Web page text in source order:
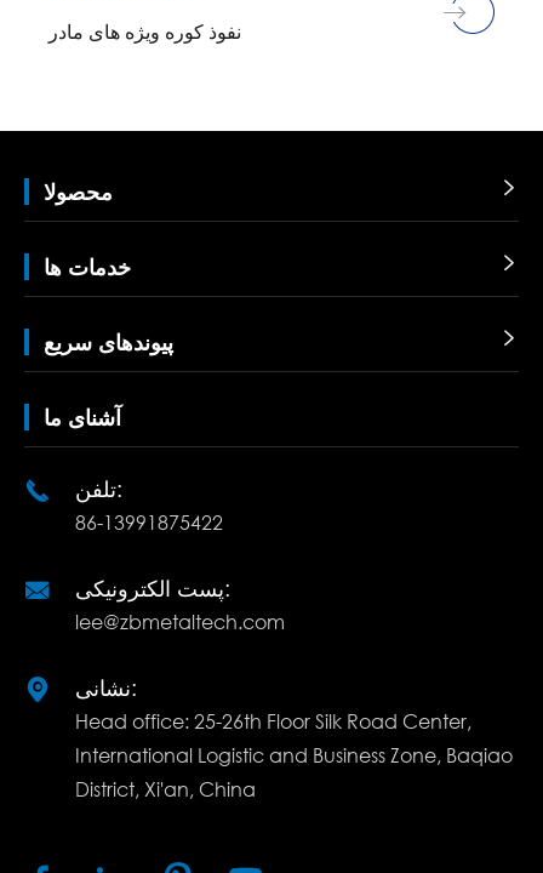
نفوذ کوره ویژه های مادر
محصولا 
خدمات ها 
پیوندهای سریع 
آشنای ما
 تلفن:
86-13991875422
 پست الکترونیکی:
lee@zbmetaltech.com
 نشانی:
Head office: 25-26th Floor Silk Road Center,
International Logistic and Business Zone, Baqiao
District, Xi'an, China